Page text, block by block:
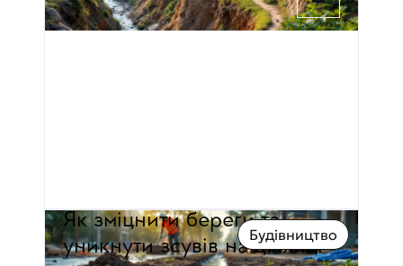
Павло Дмитровський
Як зміцнити береги та
уникнути зсувів на ділянці
Будівництво